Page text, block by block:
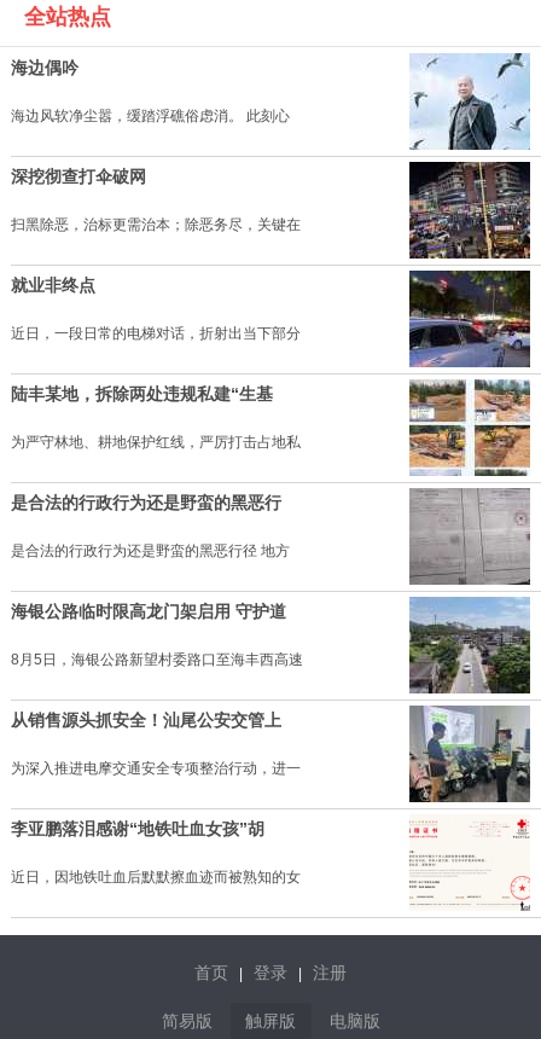
全站热点
海边偶吟
海边风软净尘嚣，缓踏浮礁俗虑消。 此刻心
深挖彻查打伞破网
扫黑除恶，治标更需治本；除恶务尽，关键在
就业非终点
近日，一段日常的电梯对话，折射出当下部分
陆丰某地，拆除两处违规私建“生基
为严守林地、耕地保护红线，严厉打击占地私
是合法的行政行为还是野蛮的黑恶行
是合法的行政行为还是野蛮的黑恶行径 地方
海银公路临时限高龙门架启用 守护道
8月5日，海银公路新望村委路口至海丰西高速
从销售源头抓安全！汕尾公安交管上
为深入推进电摩交通安全专项整治行动，进一
李亚鹏落泪感谢“地铁吐血女孩”胡
近日，因地铁吐血后默默擦血迹而被熟知的女
首页 登录 注册
简易版 触屏版 电脑版